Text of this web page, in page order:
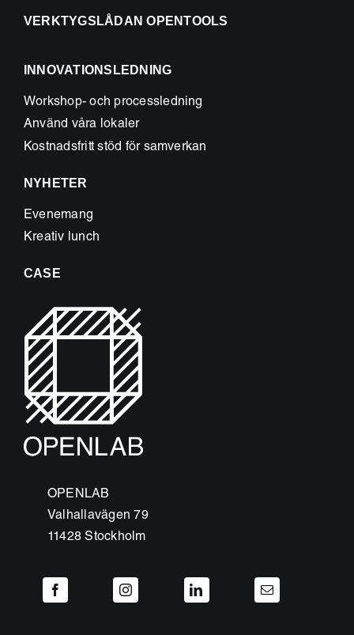
VERKTYGSLÅDAN OPENTOOLS
INNOVATIONSLEDNING
Workshop- och processledning
Använd våra lokaler
Kostnadsfritt stöd för samverkan
NYHETER
Evenemang
Kreativ lunch
CASE
OPENLAB
Valhallavägen 79
11428 Stockholm